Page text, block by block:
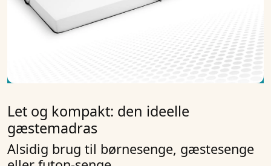
Let og kompakt: den ideelle
gæstemadras
Alsidig brug til børnesenge, gæstesenge